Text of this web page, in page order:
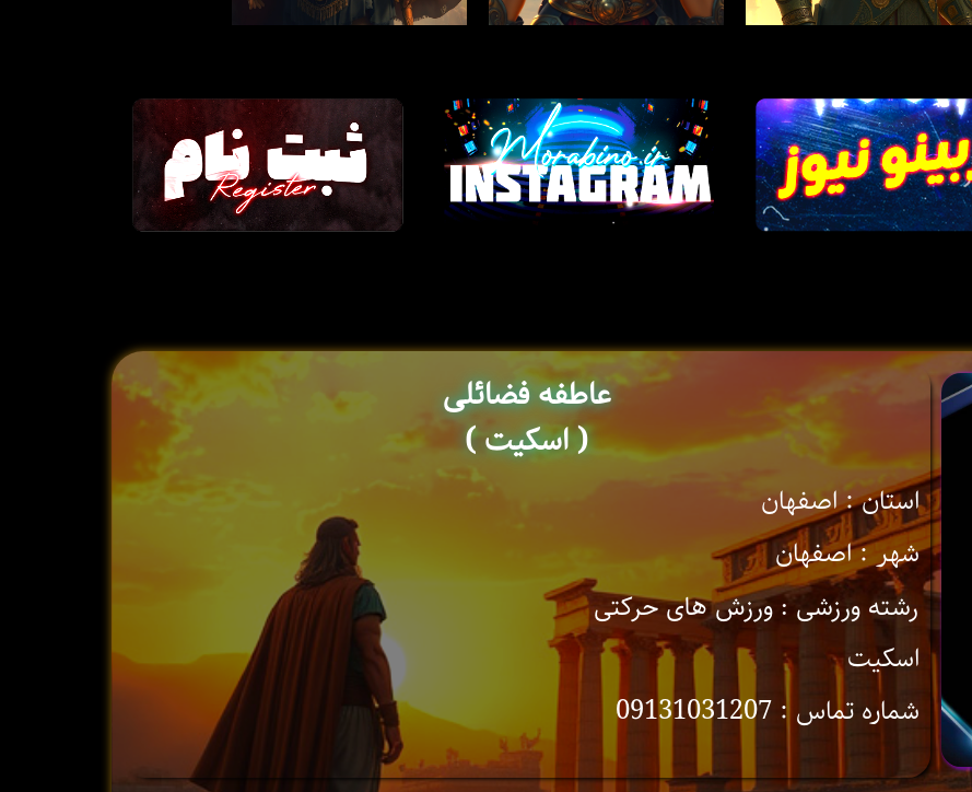
عاطفه فضائلی
( اسکیت )
استان : اصفهان
شهر : اصفهان
رشته ورزشی : ورزش های حرکتی
اسکیت
شماره تماس : 09131031207